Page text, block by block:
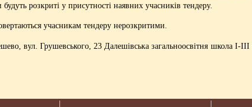
розкриті у присутності наявних учасників тендеру.
учасникам тендеру нерозкритими.
вул. Грушевського, 23 Далешівська загальноосвітня школа І-